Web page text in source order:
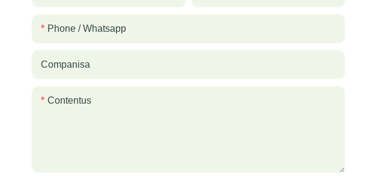
Phone / Whatsapp
Companisa
Contentus